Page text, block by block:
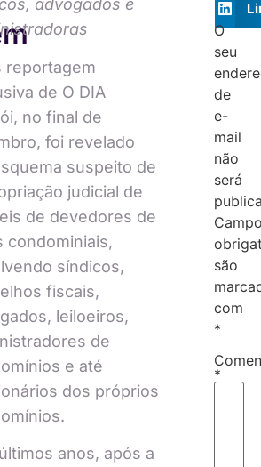
advogados e
reportagem
de O DIA
no final de
foi revelado
suspeito de
judicial de
de devedores de
condominiais,
síndicos,
fiscais,
leiloeiros,
de
e até
dos próprios
anos, após a
O
seu
de
e-
mail
não
será
são
com
*
*